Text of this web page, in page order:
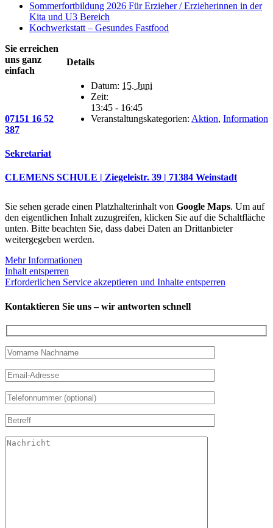
Sommerfortbildung 2026 Für Erzieher / Erzieherinnen in der
Kita und U3 Bereich
Kochwerkstatt – Gesundes Fastfood
Details
Datum: 15. Juni
Zeit:
13:45 - 16:45
Veranstaltungskategorien: Aktion, Information
Sie erreichen
uns ganz
einfach
07151 16 52
387
Sekretariat
CLEMENS SCHULE | Ziegeleistr. 39 | 71384 Weinstadt
Sie sehen gerade einen Platzhalterinhalt von Google Maps. Um auf
den eigentlichen Inhalt zuzugreifen, klicken Sie auf die Schaltfläche
unten. Bitte beachten Sie, dass dabei Daten an Drittanbieter
weitergegeben werden.
Mehr Informationen
Inhalt entsperren
Erforderlichen Service akzeptieren und Inhalte entsperren
Kontaktieren Sie uns – wir antworten schnell